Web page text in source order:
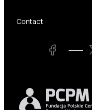
Contact
Facebook